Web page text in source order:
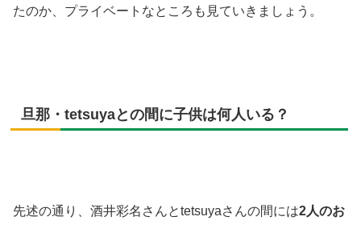
たのか、プライベートなところも見ていきましょう。
旦那・tetsuyaとの間に子供は何人いる？
先述の通り、酒井彩名さんとtetsuyaさんの間には2人のお